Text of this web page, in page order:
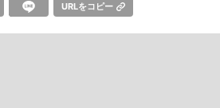
URLをコピー